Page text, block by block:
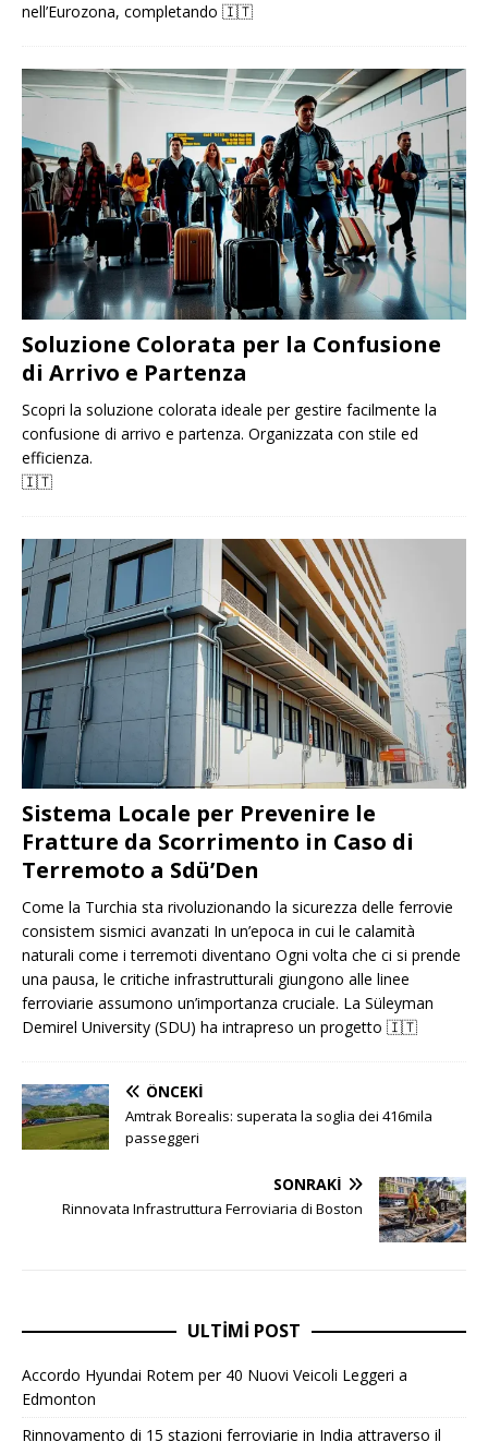
nell’Eurozona, completando 🇮🇹
Soluzione Colorata per la Confusione
di Arrivo e Partenza
Scopri la soluzione colorata ideale per gestire facilmente la
confusione di arrivo e partenza. Organizzata con stile ed
efficienza.
🇮🇹
Sistema Locale per Prevenire le
Fratture da Scorrimento in Caso di
Terremoto a Sdü’Den
Come la Turchia sta rivoluzionando la sicurezza delle ferrovie
consistem sismici avanzati In un’epoca in cui le calamità
naturali come i terremoti diventano Ogni volta che ci si prende
una pausa, le critiche infrastrutturali giungono alle linee
ferroviarie assumono un’importanza cruciale. La Süleyman
Demirel University (SDU) ha intrapreso un progetto 🇮🇹
ÖNCEKI
Amtrak Borealis: superata la soglia dei 416mila
passeggeri
SONRAKI
Rinnovata Infrastruttura Ferroviaria di Boston
ULTIMI POST
Accordo Hyundai Rotem per 40 Nuovi Veicoli Leggeri a
Edmonton
Rinnovamento di 15 stazioni ferroviarie in India attraverso il